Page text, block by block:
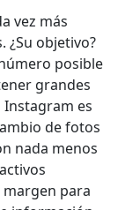
vez más
¿Su objetivo?
posible
grandes
Instagram es
de fotos
nada menos
para